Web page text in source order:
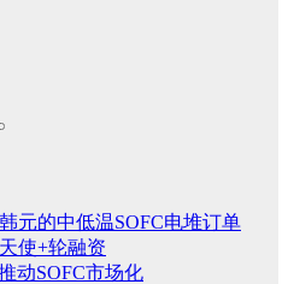
元的中低温SOFC电堆订单
使+轮融资
动SOFC市场化